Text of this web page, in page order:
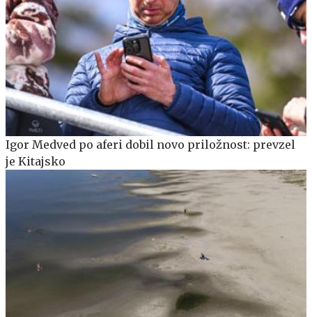
Igor Medved po aferi dobil novo priložnost: prevzel
je Kitajsko